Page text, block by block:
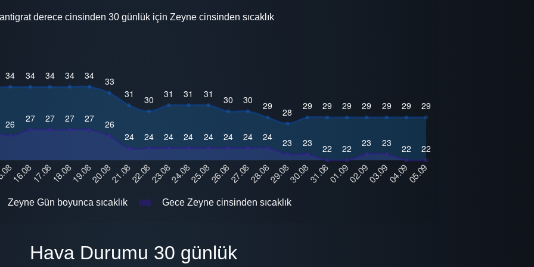
derece cinsinden 30 günlük için Zeyne cinsinden sıcaklık
Zeyne Gün boyunca sıcaklık Gece Zeyne cinsinden sıcaklık
Hava Durumu 30 günlük